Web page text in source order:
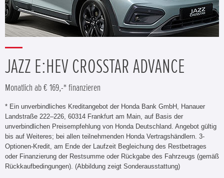
JAZZ E:HEV CROSSTAR ADVANCE
Monatlich ab € 169,-* finanzieren
* Ein unverbindliches Kreditangebot der Honda Bank GmbH, Hanauer
Landstraße 222–226, 60314 Frankfurt am Main, auf Basis der
unverbindlichen Preisempfehlung von Honda Deutschland. Angebot gültig
bis auf Weiteres; bei allen teilnehmenden Honda Vertragshändlern. 3-
Optionen-Kredit, am Ende der Laufzeit Begleichung des Restbetrages
oder Finanzierung der Restsumme oder Rückgabe des Fahrzeugs (gemäß
Rückkaufbedingungen). (Abbildung zeigt Sonderausstattung)